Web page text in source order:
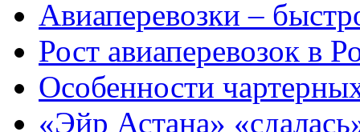
Авиаперевозки –
Рост авиаперевозок в
Особенности
«Эйр Астана»